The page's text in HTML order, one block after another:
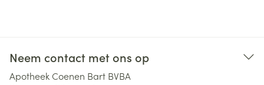
Neem contact met ons op
Apotheek Coenen Bart BVBA